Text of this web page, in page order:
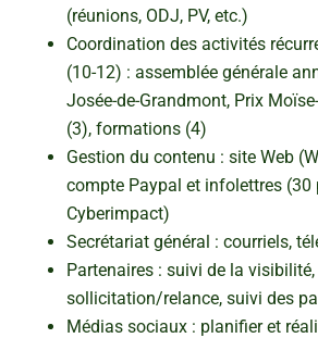
(réunions, ODJ, PV, etc.)
Coordination des activités
(10-12) : assemblée générale
Josée-de-Grandmont, Prix
(3), formations (4)
Gestion du contenu : site Web
compte Paypal et infolettres (30
Cyberimpact)
Secrétariat général : courriels,
Partenaires : suivi de la visibilité,
sollicitation/relance, suivi des
Médias sociaux : planifier et